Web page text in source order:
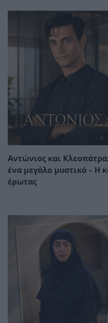
Αντώνιος και
ένα μεγάλο μυστικό – Η
έρωτας